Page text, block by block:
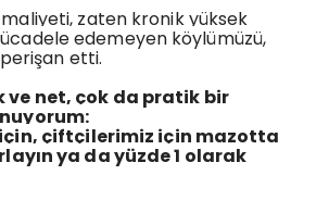
zaten kronik yüksek
edemeyen köylümüzü,
etti.
ve net, çok da pratik bir
çiftçilerimiz için mazotta
ya da yüzde 1 olarak